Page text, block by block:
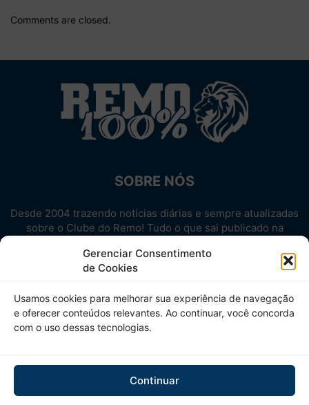
Gerenciar Consentimento
de Cookies
Usamos cookies para melhorar sua experiência de navegação
e oferecer conteúdos relevantes. Ao continuar, você concorda
com o uso dessas tecnologias.
Continuar
Comments are closed.
SOBRE NÓS
Desde 2004 trazendo notícias diárias e sempre atualizadas
sobre o Clube do Remo! Tudo o que sai publicado na
Aproveite! Site não-oficial.
SIGA-NOS